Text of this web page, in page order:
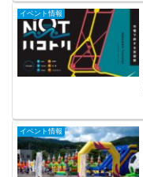
イベント情報
イベント情報